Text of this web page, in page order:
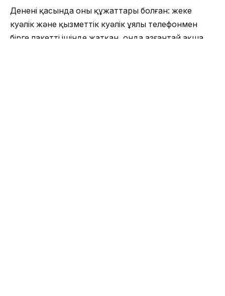
Дененің қасында оның құжаттары болған: жеке
куәлік және қызметтік куәлік ұялы телефонмен
бірге пакеттің ішінде жатқан, онда азғантай ақша,